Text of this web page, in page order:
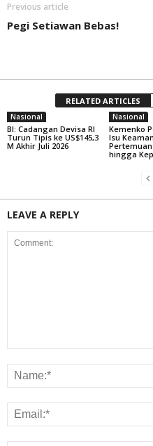
Previous article
Pegi Setiawan Bebas!
RELATED ARTICLES
Nasional
BI: Cadangan Devisa RI
Turun Tipis ke US$145,3
M Akhir Juli 2026
Nasional
Kemenko
Isu
hingga
LEAVE A REPLY